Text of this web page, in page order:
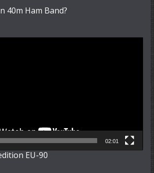
40m Ham Band?
02:01
EU-90